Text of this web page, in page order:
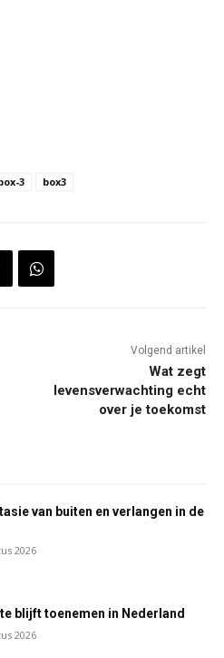
3 box3
Volgend artikel
Wat zegt
levensverwachting echt
over je toekomst
van buiten en verlangen in de
2026
blijft toenemen in Nederland
2026